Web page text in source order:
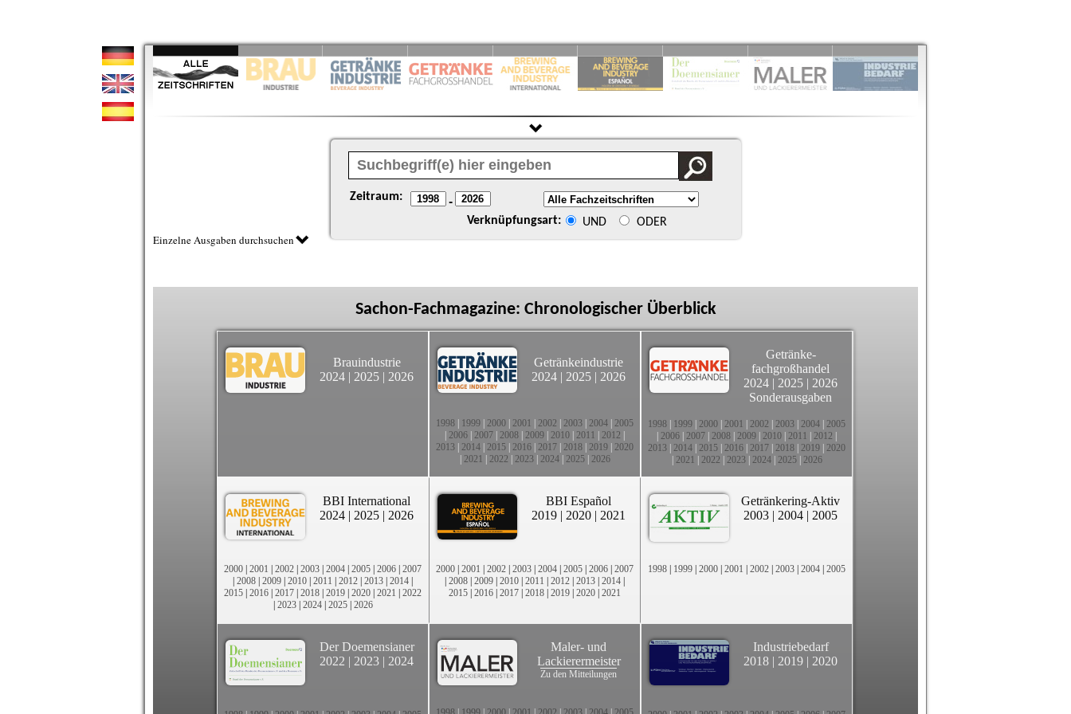
Zeitraum: -
Verknüpfungsart: UND ODER
Einzelne Ausgaben durchsuchen
Sachon-Fachmagazine: Chronologischer Überblick
Brauindustrie
2024 | 2025 | 2026
Getränkeindustrie
2024 | 2025 | 2026
1998 1999 2000 2001 2002 2003 2004 2005
2006 2007 2008 2009 2010 2011 2012
2013 2014 2015 2016 2017 2018 2019 2020
2021 2022 2023| 2024| 2025| 2026
Getränke-
fachgroßhandel
2024 | 2025 | 2026
Sonderausgaben
1998 1999 2000 2001 2002 2003 2004 2005
2006 2007 2008 2009 2010 2011 2012
2013 2014 2015 2016 2017 2018 2019 2020
2021 2022 2023| 2024| 2025| 2026
BBI International
2024 | 2025 | 2026
2000 | 2001 | 2002 | 2003 | 2004 | 2005 | 2006 | 2007
| 2008 | 2009 | 2010 | 2011 | 2012 | 2013 | 2014 |
2015 | 2016 | 2017 | 2018 | 2019 | 2020 | 2021 | 2022
| 2023| 2024| 2025| 2026
BBI Español
2019 | 2020 | 2021
2000 | 2001 | 2002 | 2003 | 2004 | 2005 | 2006 | 2007
| 2008 | 2009 | 2010 | 2011 | 2012 | 2013 | 2014 |
2015 | 2016 | 2017 | 2018 | 2019 | 2020 | 2021
Getränkering-Aktiv
2003 | 2004 | 2005
1998 | 1999 | 2000 | 2001 | 2002 | 2003 | 2004 | 2005
Der Doemensianer
2022 | 2023 | 2024
Maler- und
Lackierermeister
Zu den Mitteilungen
Industriebedarf
2018 | 2019 | 2020